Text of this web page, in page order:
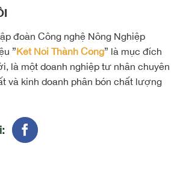
đoàn Công nghệ Nông Nghiệp
”Kết Nối Thành Công” là mục đích
là một doanh nghiệp tư nhân chuyên
và kinh doanh phân bón chất lượng